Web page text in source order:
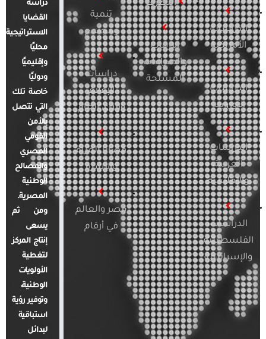
الدراسات
الأمريكية
الدراسات
الأوروبية
الدراسات
العربية
والإقليمية
الدراسات
الفلسطينية
والإسرائيلية
التطرف
الإرهاب
والصراعات
المسلحة
تنمية
ومجتمع
دراسات
الإعلام
والرأي العام
قضايا المرأة
والأسرة
مصر والعالم
في أرقام
دراسة
القضايا
الاستراتيجية
محليًا
وإقليميًا
ودوليًا
خاصة تلك
التي تتصل
بالأمن
القومي
المصري
والمصالح
الوطنية
المصرية.
ومن ثم
يسعى
إنتاج المركز
لتغطية
الأولويات
الوطنية،
وتوفير رؤية
استباقية
لبدائل